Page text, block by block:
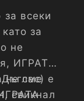
всеки
за
не
ИГРАТА
не сме е
свикнал